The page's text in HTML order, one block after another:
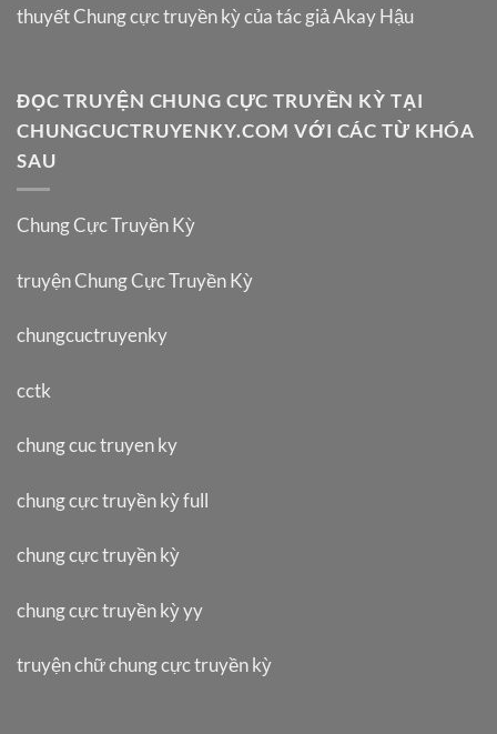
thuyết Chung cực truyền kỳ của tác giả Akay Hậu
ĐỌC TRUYỆN CHUNG CỰC TRUYỀN KỲ TẠI
CHUNGCUCTRUYENKY.COM VỚI CÁC TỪ KHÓA
SAU
Chung Cực Truyền Kỳ
truyện Chung Cực Truyền Kỳ
chungcuctruyenky
cctk
chung cuc truyen ky
chung cực truyền kỳ full
chung cực truyền kỳ
chung cực truyền kỳ yy
truyện chữ chung cực truyền kỳ